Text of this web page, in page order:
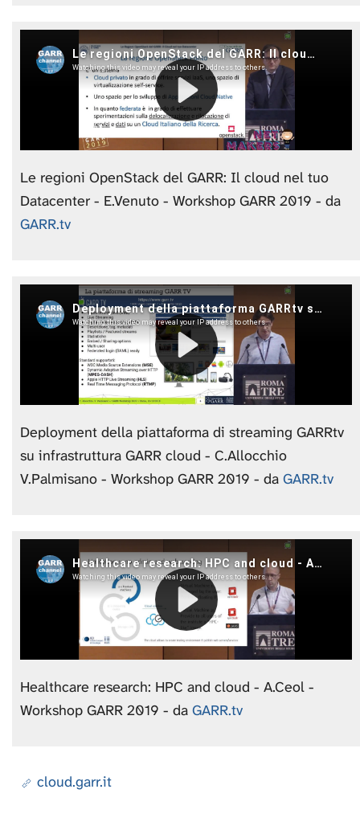
Le regioni OpenStack del GARR: Il cloud nel tuo
Datacenter - E.Venuto - Workshop GARR 2019 - da
GARR.tv
Deployment della piattaforma di streaming GARRtv
su infrastruttura GARR cloud - C.Allocchio
V.Palmisano - Workshop GARR 2019 - da GARR.tv
Healthcare research: HPC and cloud - A.Ceol -
Workshop GARR 2019 - da GARR.tv
cloud.garr.it